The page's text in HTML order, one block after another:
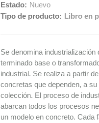
Estado: Nuevo
Tipo de producto: Libro en
Se denomina
terminado base o
industrial. Se realiza a partir
concretas que dependen, a
colección. El proceso de
abarcan todos los procesos
un modelo en concreto. Cada